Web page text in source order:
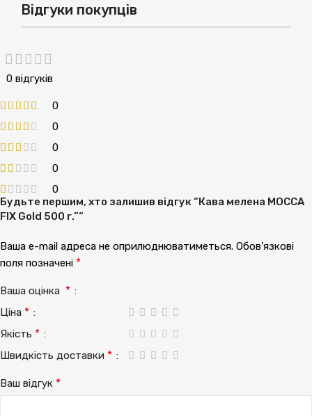
Відгуки покупців
0 відгуків
0
0
0
0
0
Будьте першим, хто залишив відгук “Кава мелена MOCCA
FIX Gold 500 г.”“
Ваша e-mail адреса не оприлюднюватиметься. Обов’язкові
поля позначені *
Ваша оцінка *
Ціна *
Якість *
Швидкість доставки *
Ваш відгук *